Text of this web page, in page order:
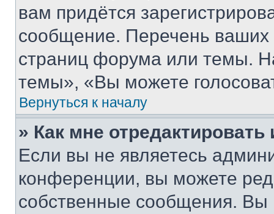
вам придётся
сообщение. Перечень ваших
страниц форума или темы.
темы», «Вы можете
Вернуться к началу
» Как мне
Если вы не являетесь
конференции, вы можете
собственные сообщения. Вы